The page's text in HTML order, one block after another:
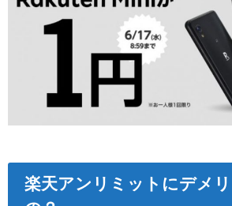
楽天アンリミットにデメ